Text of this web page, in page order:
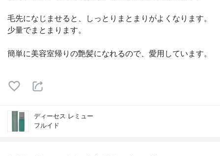
毛先になじませると、しっとりまとまりがよくなります。
少量でまとまります。
簡単に美容室帰りの艶髪になれるので、愛用しています。
ディーセス レミュー
フルイド